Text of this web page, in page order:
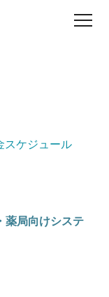
スケジュール
薬局向けシステ